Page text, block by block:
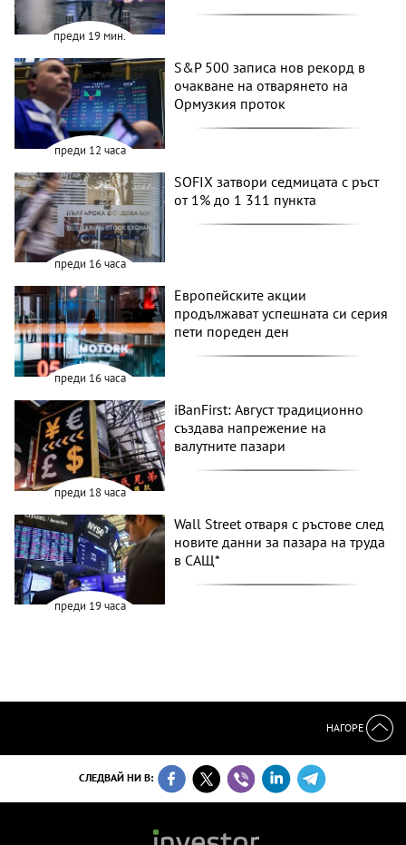
преди 19 мин.
преди 12 часа
S&P 500 записа нов рекорд в
очакване на отварянето на
Ормузкия проток
преди 16 часа
SOFIX затвори седмицата с ръст
от 1% до 1 311 пункта
преди 16 часа
Европейските акции
продължават успешната си серия
пети пореден ден
преди 18 часа
iBanFirst: Август традиционно
създава напрежение на
валутните пазари
преди 19 часа
Wall Street отваря с ръстове след
новите данни за пазара на труда
в САЩ*
НАГОРЕ
СЛЕДВАЙ НИ В: